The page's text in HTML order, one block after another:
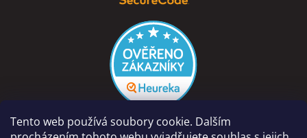
Tento web používá soubory cookie. Dalším